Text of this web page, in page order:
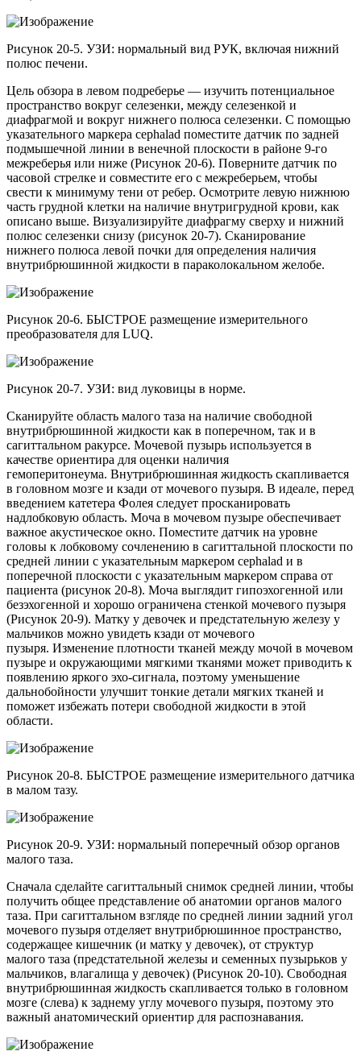
Рисунок 20-5. УЗИ: нормальный вид РУК, включая нижний
полюс печени.
Цель обзора в левом подреберье — изучить потенциальное
пространство вокруг селезенки, между селезенкой и
диафрагмой и вокруг нижнего полюса селезенки. С помощью
указательного маркера cephalad поместите датчик по задней
подмышечной линии в венечной плоскости в районе 9-го
межреберья или ниже (Рисунок 20-6). Поверните датчик по
часовой стрелке и совместите его с межреберьем, чтобы
свести к минимуму тени от ребер. Осмотрите левую нижнюю
часть грудной клетки на наличие внутригрудной крови, как
описано выше. Визуализируйте диафрагму сверху и нижний
полюс селезенки снизу (рисунок 20-7). Сканирование
нижнего полюса левой почки для определения наличия
внутрибрюшинной жидкости в параколокальном желобе.
Рисунок 20-6. БЫСТРОЕ размещение измерительного
преобразователя для LUQ.
Рисунок 20-7. УЗИ: вид луковицы в норме.
Сканируйте область малого таза на наличие свободной
внутрибрюшинной жидкости как в поперечном, так и в
сагиттальном ракурсе. Мочевой пузырь используется в
качестве ориентира для оценки наличия
гемоперитонеума. Внутрибрюшинная жидкость скапливается
в головном мозге и кзади от мочевого пузыря. В идеале, перед
введением катетера Фолея следует просканировать
надлобковую область. Моча в мочевом пузыре обеспечивает
важное акустическое окно. Поместите датчик на уровне
головы к лобковому сочленению в сагиттальной плоскости по
средней линии с указательным маркером cephalad и в
поперечной плоскости с указательным маркером справа от
пациента (рисунок 20-8). Моча выглядит гипоэхогенной или
безэхогенной и хорошо ограничена стенкой мочевого пузыря
(Рисунок 20-9). Матку у девочек и предстательную железу у
мальчиков можно увидеть кзади от мочевого
пузыря. Изменение плотности тканей между мочой в мочевом
пузыре и окружающими мягкими тканями может приводить к
появлению яркого эхо-сигнала, поэтому уменьшение
дальнобойности улучшит тонкие детали мягких тканей и
поможет избежать потери свободной жидкости в этой
области.
Рисунок 20-8. БЫСТРОЕ размещение измерительного датчика
в малом тазу.
Рисунок 20-9. УЗИ: нормальный поперечный обзор органов
малого таза.
Сначала сделайте сагиттальный снимок средней линии, чтобы
получить общее представление об анатомии органов малого
таза. При сагиттальном взгляде по средней линии задний угол
мочевого пузыря отделяет внутрибрюшинное пространство,
содержащее кишечник (и матку у девочек), от структур
малого таза (предстательной железы и семенных пузырьков у
мальчиков, влагалища у девочек) (Рисунок 20-10). Свободная
внутрибрюшинная жидкость скапливается только в головном
мозге (слева) к заднему углу мочевого пузыря, поэтому это
важный анатомический ориентир для распознавания.